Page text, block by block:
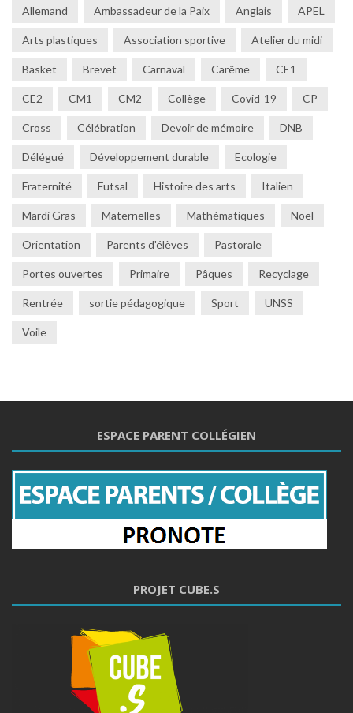
Allemand Ambassadeur de la Paix Anglais APEL
Arts plastiques Association sportive Atelier du midi
Basket Brevet Carnaval Carême CE1
CE2 CM1 CM2 Collège Covid-19 CP
Cross Célébration Devoir de mémoire DNB
Délégué Développement durable Ecologie
Fraternité Futsal Histoire des arts Italien
Mardi Gras Maternelles Mathématiques Noël
Orientation Parents d'élèves Pastorale
Portes ouvertes Primaire Pâques Recyclage
Rentrée sortie pédagogique Sport UNSS
Voile
ESPACE PARENT COLLÉGIEN
PROJET CUBE.S